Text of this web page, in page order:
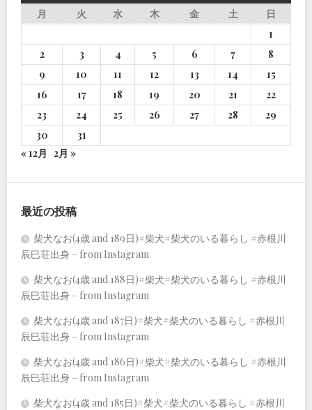
月
火 水 木 金 土
日
1
2
3 4 5 6 7
8
9
10 11 12 13 14
15
16
17 18 19 20 21
22
23
24 25 26 27 28
29
30
31
« 12月 2月 »
最近の投稿
柴犬なお(4歳 and 189日)#柴犬#柴犬のいる暮らし #赤根川
辰巳荘出身 – from Instagram
柴犬なお(4歳 and 188日)#柴犬#柴犬のいる暮らし #赤根川
辰巳荘出身 – from Instagram
柴犬なお(4歳 and 187日)#柴犬#柴犬のいる暮らし #赤根川
辰巳荘出身 – from Instagram
柴犬なお(4歳 and 186日)#柴犬#柴犬のいる暮らし #赤根川
辰巳荘出身 – from Instagram
柴犬なお(4歳 and 185日)#柴犬#柴犬のいる暮らし #赤根川